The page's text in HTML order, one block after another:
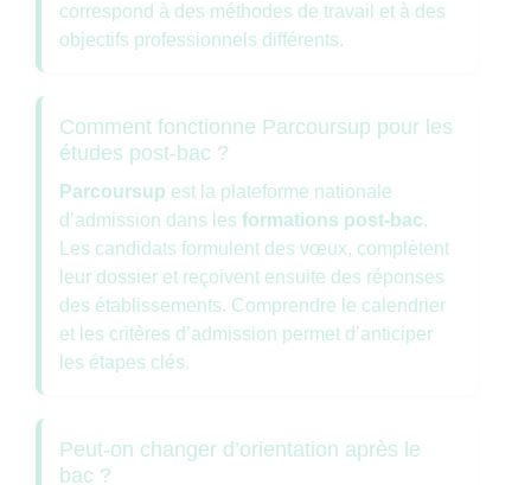
correspond à des méthodes de travail et à des
objectifs professionnels différents.
Comment fonctionne Parcoursup pour les
études post-bac ?
Parcoursup est la plateforme nationale
d’admission dans les formations post-bac.
Les candidats formulent des vœux, complètent
leur dossier et reçoivent ensuite des réponses
des établissements. Comprendre le calendrier
et les critères d’admission permet d’anticiper
les étapes clés.
Peut-on changer d’orientation après le
bac ?